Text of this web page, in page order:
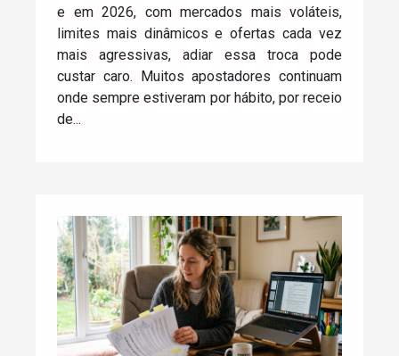
e em 2026, com mercados mais voláteis,
limites mais dinâmicos e ofertas cada vez
mais agressivas, adiar essa troca pode
custar caro. Muitos apostadores continuam
onde sempre estiveram por hábito, por receio
de...